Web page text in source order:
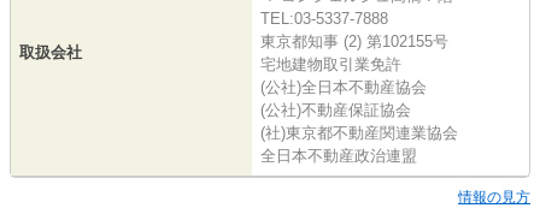
取扱会社
TEL:03-5337-7888
東京都知事 (2) 第102155号
宅地建物取引業免許
(公社)全日本不動産協会
(公社)不動産保証協会
(社)東京都不動産関連業協会
全日本不動産政治連盟
情報の見方